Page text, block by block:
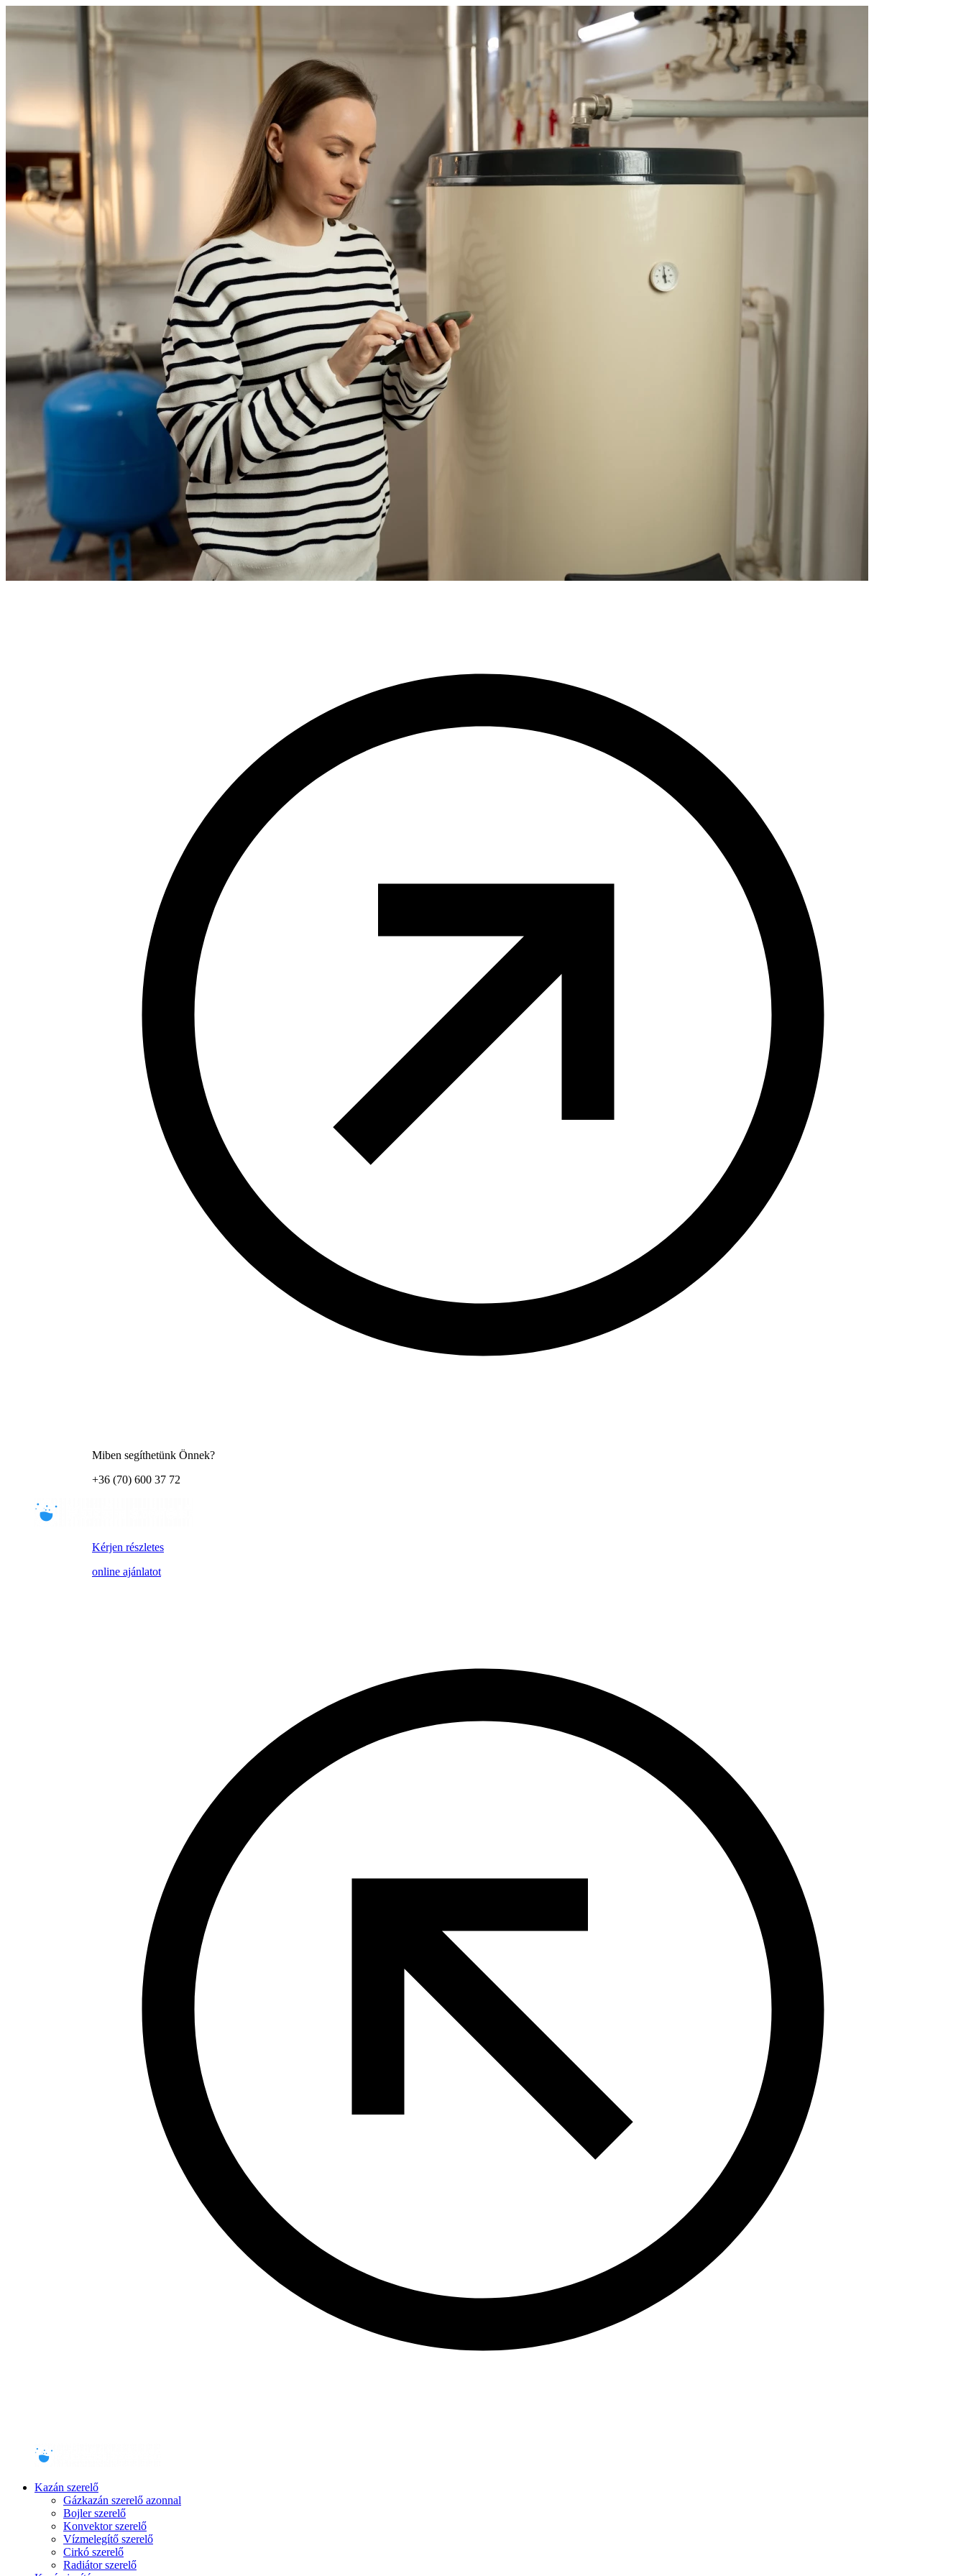
Miben segíthetünk Önnek?
+36 (70) 600 37 72
Kérjen részletes
online ajánlatot
Kazán szerelő
Gázkazán szerelő azonnal
Bojler szerelő
Konvektor szerelő
Vízmelegítő szerelő
Cirkó szerelő
Radiátor szerelő